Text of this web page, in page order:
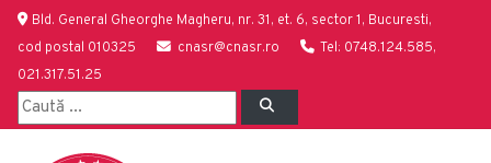
Bld. General Gheorghe Magheru, nr. 31, et. 6, sector 1, Bucuresti,
cod postal 010325
cnasr@cnasr.ro
Tel: 0748.124.585,
021.317.51.25